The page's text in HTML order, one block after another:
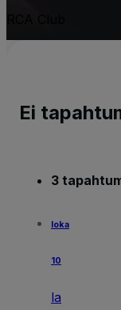
Ei
3
loka
10
la